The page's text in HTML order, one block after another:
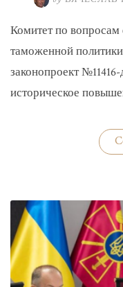
Комитет по
таможенной
законопроект
историческое